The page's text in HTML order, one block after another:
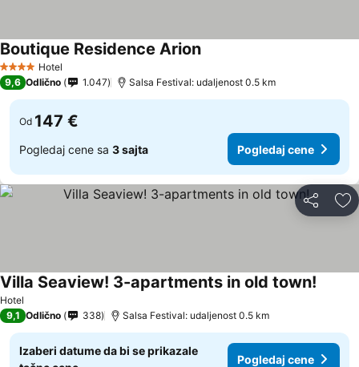
4 ZvezdiceHotel
Boutique Residence Arion
9,6 Odlično 1.047 Salsa Festival: udaljenost 0.5 km
Od 147 €
Pogledaj cene sa 3 sajta Pogledaj cene
Deli
Hotel
Villa Seaview! 3-apartments in old town!
9,1 Odlično 338 Salsa Festival: udaljenost 0.5 km
Izaberi datume da bi se prikazale
Pogledaj cene